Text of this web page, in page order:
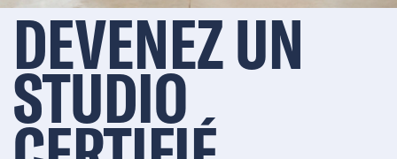
DEVENEZ UN
STUDIO